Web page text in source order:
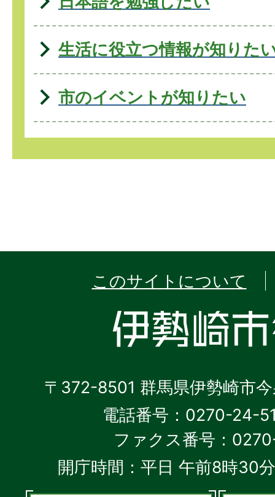
生活に役立つ情報が知りた
市のイベントが知りたい
このサイトについて
〒372-8501 群馬県伊勢崎市
電話番号：0270-24-
ファクス番号：
開庁時間：平日 午前8時30